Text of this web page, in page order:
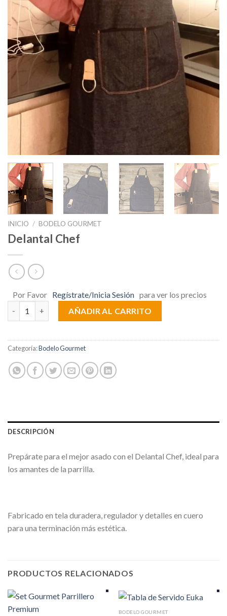
INICIO / BODELO GOURMET
Delantal Chef
Por Favor Regístrate/Inicia Sesión para ver los precios
Delantal Chef cantidadAÑADIR AL CARRITO
Categoría:Bodelo Gourmet
DESCRIPCIÓN
Prepárate para el mejor asado con el Delantal Chef, ideal para
los amantes de la parrilla.
Fabricado en tela duradera, regulador y detalles en cuero
para una terminación más estética.
PRODUCTOS RELACIONADOS
BODELO GOURMET